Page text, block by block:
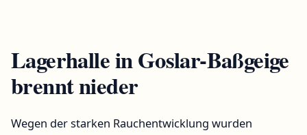
Lagerhalle in Goslar-Baßgeige
brennt nieder
Wegen der starken Rauchentwicklung wurden